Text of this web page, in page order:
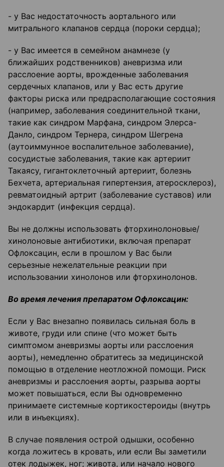
- у Вас недостаточность аортального или
митрального клапанов сердца (пороки сердца);
- у Вас имеется в семейном анамнезе (у
ближайших родственников) аневризма или
расслоение аорты, врожденные заболевания
сердечных клапанов, или у Вас есть другие
факторы риска или предрасполагающие состояния
(например, заболевания соединительной ткани,
такие как синдром Марфана, синдром Элерса-
Данло, синдром Тернера, синдром Шегрена
(аутоиммунное воспалительное заболевание),
сосудистые заболевания, такие как артериит
Такаясу, гигантоклеточный артериит, болезнь
Бехчета, артериальная гипертензия, атеросклероз),
ревматоидный артрит (заболевание суставов) или
эндокардит (инфекция сердца).
Вы не должны использовать фторхинолоновые/
хинолоновые антибиотики, включая препарат
Офлоксацин, если в прошлом у Вас были
серьезные нежелательные реакции при
использовании хинолонов или фторхинолонов.
Во время лечения препаратом Офлоксацин:
Если у Вас внезапно появилась сильная боль в
животе, груди или спине (что может быть
симптомом аневризмы аорты или расслоения
аорты), немедленно обратитесь за медицинской
помощью в отделение неотложной помощи. Риск
аневризмы и расслоения аорты, разрыва аорты
может повышаться, если Вы одновременно
принимаете системные кортикостероиды (внутрь
или в инъекциях).
В случае появления острой одышки, особенно
когда ложитесь в кровать, или если Вы заметили
отек лодыжек, ног; живота, или начало нового